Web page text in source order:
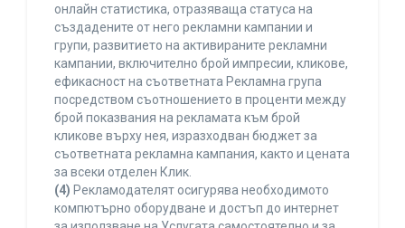
онлайн статистика, отразяваща статуса на
създадените от него рекламни кампании и
групи, развитието на активираните рекламни
кампании, включително брой импресии, кликове,
ефикасност на съответната Рекламна група
посредством съотношението в проценти между
брой показвания на рекламата към брой
кликове върху нея, изразходван бюджет за
съответната рекламна кампания, както и цената
за всеки отделен Клик.
(4) Рекламодателят осигурява необходимото
компютърно оборудване и достъп до интернет